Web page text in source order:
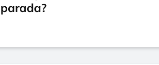
parada?